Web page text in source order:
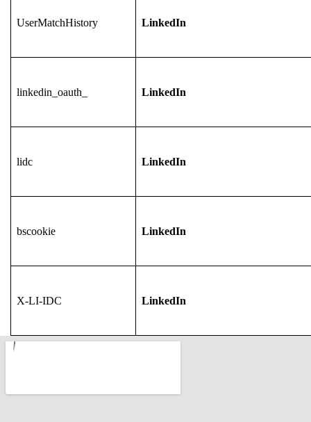
UserMatchHistory LinkedIn
linkedin_oauth_ LinkedIn
lidc LinkedIn
bscookie LinkedIn
X-LI-IDC LinkedIn